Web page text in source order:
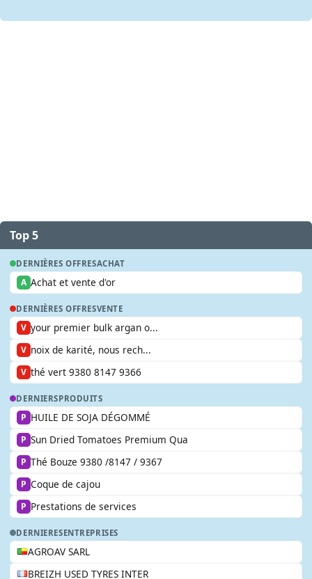
Top 5
DERNIÈRES OFFRESACHAT
A Achat et vente d'or
DERNIÈRES OFFRESVENTE
V your premier bulk argan o...
V noix de karité, nous rech...
V thé vert 9380 8147 9366
DERNIERSPRODUITS
P HUILE DE SOJA DÉGOMMÉ
P Sun Dried Tomatoes Premium Qua
P Thé Bouze 9380 /8147 / 9367
P Coque de cajou
P Prestations de services
DERNIERESENTREPRISES
AGROAV SARL
BREIZH USED TYRES INTER